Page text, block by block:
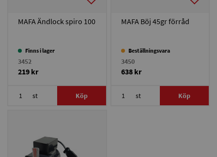
MAFA Ändlock spiro 100
Finns i lager
3452
219 kr
st Köp
MAFA Böj 45gr förråd
Beställningsvara
3450
638 kr
st Köp